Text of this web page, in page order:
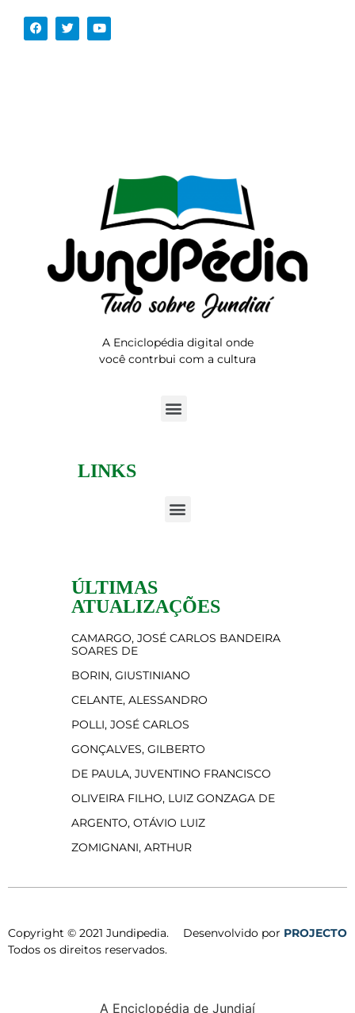
A Enciclopédia digital onde
você contrbui com a cultura
LINKS
ÚLTIMAS
ATUALIZAÇÕES
CAMARGO, JOSÉ CARLOS BANDEIRA
SOARES DE
BORIN, GIUSTINIANO
CELANTE, ALESSANDRO
POLLI, JOSÉ CARLOS
GONÇALVES, GILBERTO
DE PAULA, JUVENTINO FRANCISCO
OLIVEIRA FILHO, LUIZ GONZAGA DE
ARGENTO, OTÁVIO LUIZ
ZOMIGNANI, ARTHUR
Copyright © 2021 Jundipedia.
Todos os direitos reservados.
Desenvolvido por PROJECTO
A Enciclopédia de Jundiaí